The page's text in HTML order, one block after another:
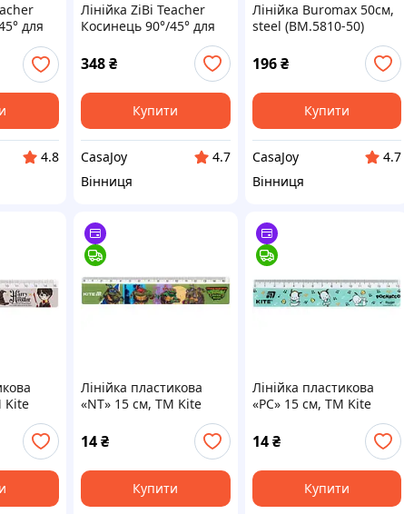
для
50 см,
4.8
Лінійка ZiBi Teacher
Косинець 90°/45° для
шкільної дошки 50 см,
жовтий (ZB.5639)
348₴
Купити
CasaJoy
4.7
Вінниця
Лінійка Buromax 50см,
steel (BM.5810-50)
196 ₴
Купити
CasaJoy
4.7
Вінниця
Kite
Лінійка пластикова
«NT» 15 см, TM Kite
14₴
Купити
Лінійка пластикова
«PC» 15 см, TM Kite
14 ₴
Купити